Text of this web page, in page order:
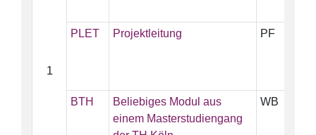
1
PLET Projektleitung PF
BTH
Beliebiges Modul aus
einem Masterstudiengang
WB